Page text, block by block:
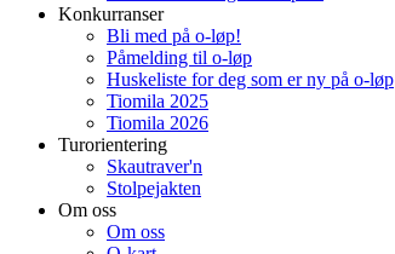
Konkurranser
Bli med på o-løp!
Påmelding til o-løp
Huskeliste for deg som er ny på o-løp
Tiomila 2025
Tiomila 2026
Turorientering
Skautraver'n
Stolpejakten
Om oss
Om oss